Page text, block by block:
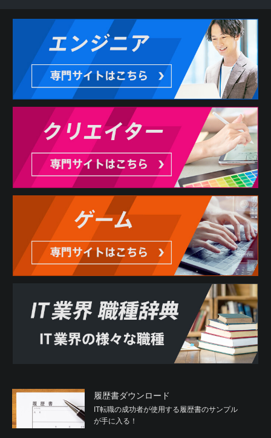
履歴書ダウンロード
IT転職の成功者が使用する履歴書のサンプル
が手に入る！